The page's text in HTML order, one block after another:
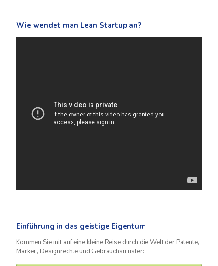
Wie wendet man Lean Startup an?
Einführung in das geistige Eigentum
Kommen Sie mit auf eine kleine Reise durch die Welt der Patente,
Marken, Designrechte und Gebrauchsmuster: